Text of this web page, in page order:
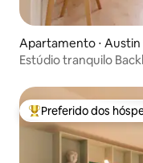
Apartamento ⋅ Austin
Estúdio tranquilo
Entre os melhores
Preferido dos